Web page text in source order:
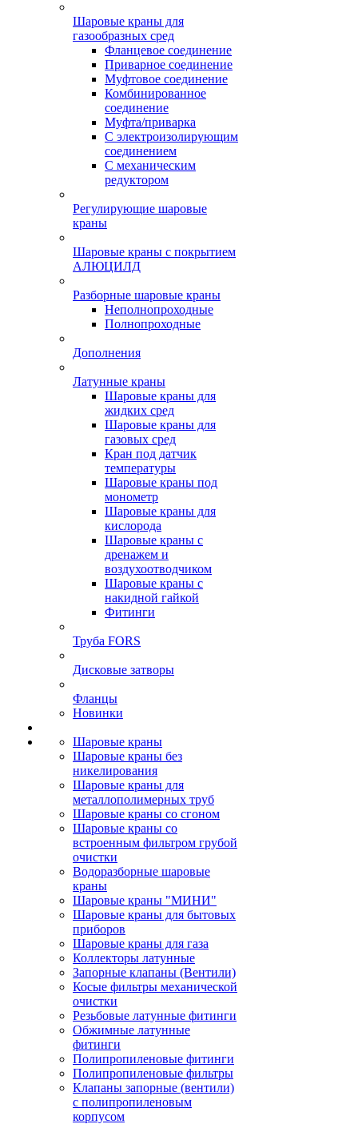
Шаровые краны для
газообразных сред
Фланцевое соединение
Приварное соединение
Муфтовое соединение
Комбинированное
соединение
Муфта/приварка
С электроизолирующим
соединением
С механическим
редуктором
Регулирующие шаровые
краны
Шаровые краны с покрытием
АЛЮЦИЛД
Разборные шаровые краны
Неполнопроходные
Полнопроходные
Дополнения
Латунные краны
Шаровые краны для
жидких сред
Шаровые краны для
газовых сред
Кран под датчик
температуры
Шаровые краны под
монометр
Шаровые краны для
кислорода
Шаровые краны с
дренажем и
воздухоотводчиком
Шаровые краны с
накидной гайкой
Фитинги
Труба FORS
Дисковые затворы
Фланцы
Новинки
Шаровые краны
Шаровые краны без
никелирования
Шаровые краны для
металлополимерных труб
Шаровые краны со сгоном
Шаровые краны со
встроенным фильтром грубой
очистки
Водоразборные шаровые
краны
Шаровые краны "МИНИ"
Шаровые краны для бытовых
приборов
Шаровые краны для газа
Коллекторы латунные
Запорные клапаны (Вентили)
Косые фильтры механической
очистки
Резьбовые латунные фитинги
Обжимные латунные
фитинги
Полипропиленовые фитинги
Полипропиленовые фильтры
Клапаны запорные (вентили)
с полипропиленовым
корпусом